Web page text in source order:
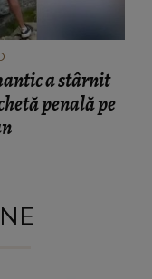
a stârnit
penală pe